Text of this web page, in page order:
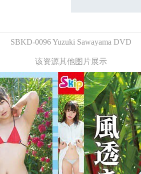
SBKD-0096 Yuzuki Sawayama DVD
该资源其他图片展示